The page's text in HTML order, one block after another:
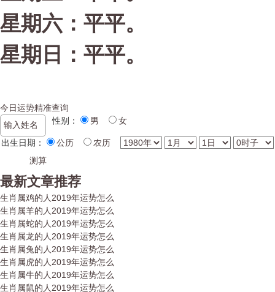
星期六：平平。
星期日：平平。
今日运势精准查询
性别：
男 女
出生日期： 公历 农历
最新文章推荐
生肖属鸡的人2019年运势怎么
生肖属羊的人2019年运势怎么
生肖属蛇的人2019年运势怎么
生肖属龙的人2019年运势怎么
生肖属兔的人2019年运势怎么
生肖属虎的人2019年运势怎么
生肖属牛的人2019年运势怎么
生肖属鼠的人2019年运势怎么